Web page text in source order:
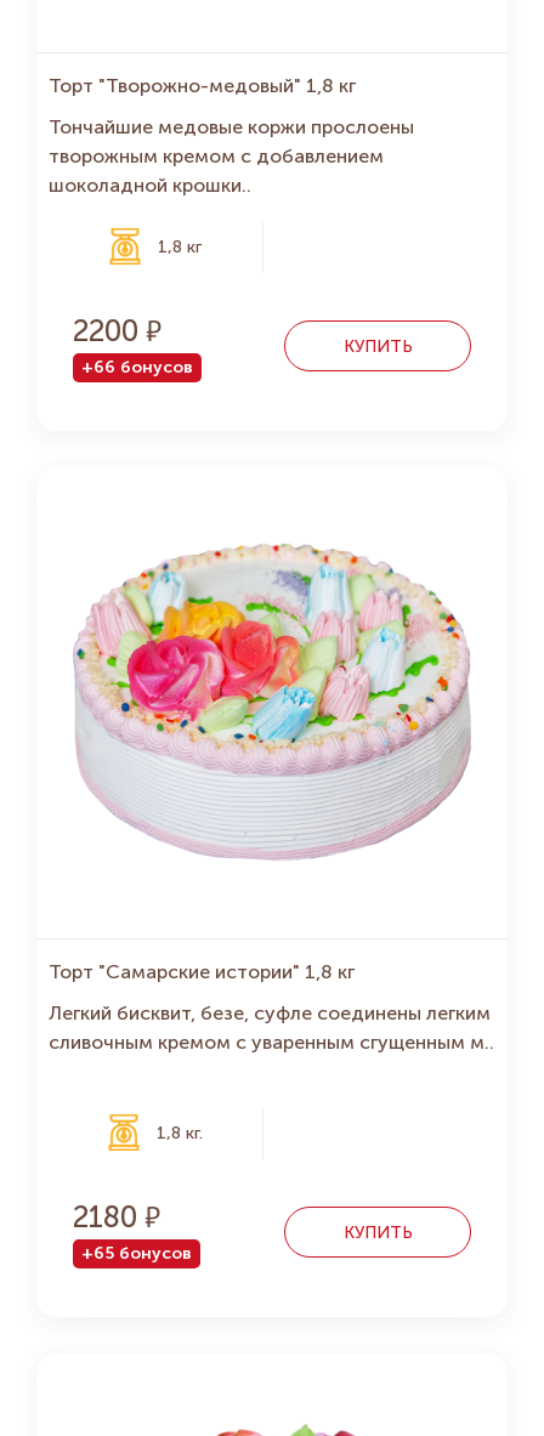
Торт "Творожно-медовый" 1,8 кг
Тончайшие медовые коржи прослоены
творожным кремом с добавлением
шоколадной крошки..
1,8 кг
2200
+66 бонусов
КУПИТЬ
Торт "Самарские истории" 1,8 кг
Легкий бисквит, безе, суфле соединены легким
сливочным кремом с уваренным сгущенным м..
1,8 кг.
2180
+65 бонусов
КУПИТЬ